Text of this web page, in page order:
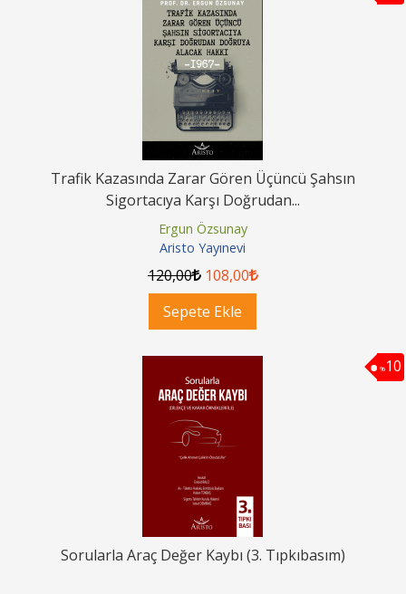
Trafik Kazasında Zarar Gören Üçüncü Şahsın
Sigortacıya Karşı Doğrudan...
Ergun Özsunay
Aristo Yayınevi
120,00 108,00
Sepete Ekle
%10
Sorularla Araç Değer Kaybı (3. Tıpkıbasım)